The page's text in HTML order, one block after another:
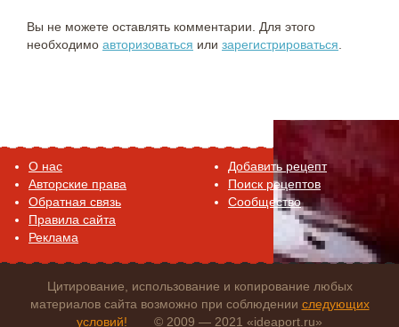
Вы не можете оставлять комментарии. Для этого
необходимо авторизоваться или зарегистрироваться
O нас
Авторские права
Обратная связь
Правила сайта
Реклама
Добавить рецепт
Поиск рецептов
Сообщество
Цитирование, использование и копирование любых
материалов сайта возможно при соблюдении следующих
условий!
© 2009 — 2021 «ideaport.ru»